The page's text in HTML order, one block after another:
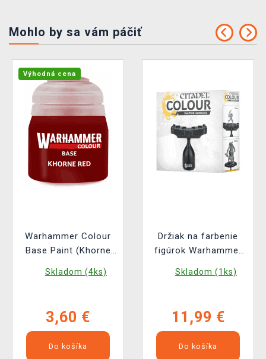
Mohlo by sa vám páčiť
Výhodná cena
Warhammer Colour
Base Paint (Khorne
červená
Skladom (4ks)
3,60 €
Do košíka
Držiak na farbenie
figúrok Warhammer
XL
Skladom (1ks)
11,99 €
Do košíka